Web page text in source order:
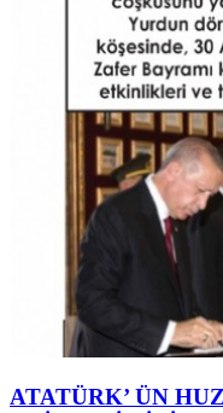
ATATÜRK’ ÜN